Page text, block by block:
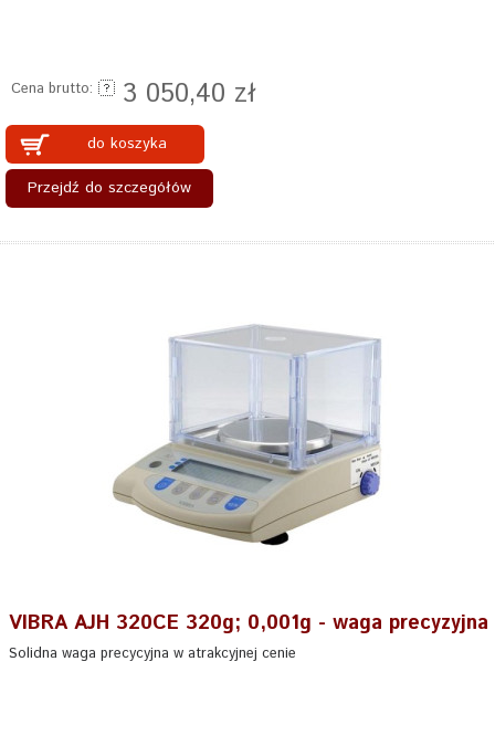
Cena brutto: 3 050,40 zł
do koszyka
Przejdź do szczegółów
VIBRA AJH 320CE 320g; 0,001g - waga precyzyjna
Solidna waga precycyjna w atrakcyjnej cenie